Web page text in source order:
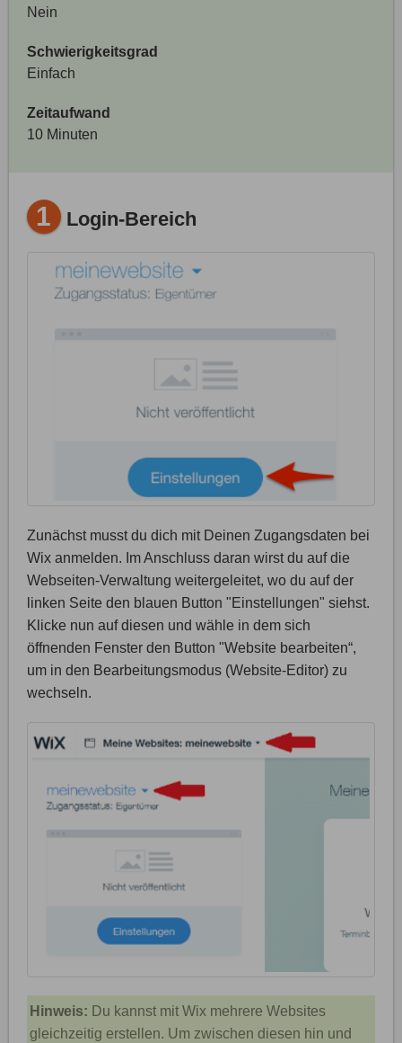
Nein
Schwierigkeitsgrad
Einfach
Zeitaufwand
10 Minuten
1 Login-Bereich
Zunächst musst du dich mit Deinen Zugangsdaten bei
Wix anmelden. Im Anschluss daran wirst du auf die
Webseiten-Verwaltung weitergeleitet, wo du auf der
linken Seite den blauen Button "Einstellungen" siehst.
Klicke nun auf diesen und wähle in dem sich
öffnenden Fenster den Button "Website bearbeiten“,
um in den Bearbeitungsmodus (Website-Editor) zu
wechseln.
Hinweis: Du kannst mit Wix mehrere Websites
gleichzeitig erstellen. Um zwischen diesen hin und